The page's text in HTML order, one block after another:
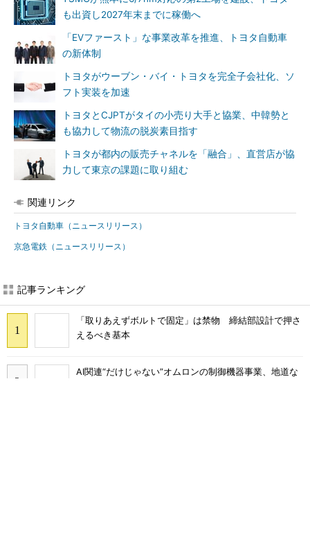
も出資し2027年末までに稼働へ
「EVファースト」な事業改革を推進、トヨタ自動車
の新体制
トヨタがウーブン・バイ・トヨタを完全子会社化、ソ
フト実装を加速
トヨタとCJPTがタイの小売り大手と協業、中韓勢と
も協力して物流の脱炭素目指す
トヨタが都内の販売チャネルを「融合」、直営店が協
力して東京の課題に取り組む
関連リンク
トヨタ自動車（ニュースリリース）
京急電鉄（ニュースリリース）
記事ランキング
「取りあえずボルトで固定」は禁物 締結部設計で押さ
えるべき基本
AI関連“だけじゃない”オムロンの制御機器事業、地道な